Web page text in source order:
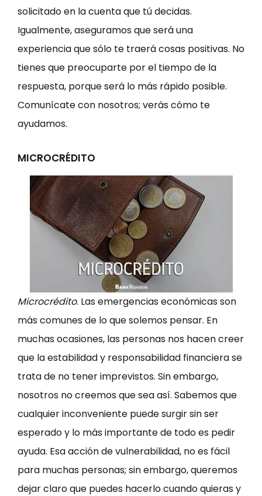
solicitado en la cuenta que tú decidas.
Igualmente, aseguramos que será una
experiencia que sólo te traerá cosas positivas. No
tienes que preocuparte por el tiempo de la
respuesta, porque será lo más rápido posible.
Comunícate con nosotros; verás cómo te
ayudamos.
MICROCRÉDITO
Microcrédito. Las emergencias económicas son
más comunes de lo que solemos pensar. En
muchas ocasiones, las personas nos hacen creer
que la estabilidad y responsabilidad financiera se
trata de no tener imprevistos. Sin embargo,
nosotros no creemos que sea así. Sabemos que
cualquier inconveniente puede surgir sin ser
esperado y lo más importante de todo es pedir
ayuda. Esa acción de vulnerabilidad, no es fácil
para muchas personas; sin embargo, queremos
dejar claro que puedes hacerlo cuando quieras y